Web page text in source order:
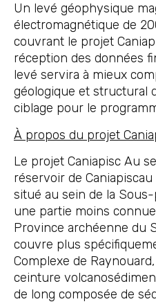
Un levé géophysique
électromagnétique de
couvrant le projet
réception des données
levé servira à mieux
géologique et structural
ciblage pour le
À propos du projet
Le projet Caniapisc Au
réservoir de
situé au sein de la
une partie moins
Province archéenne du
couvre plus
Complexe de
ceinture
de long composée de